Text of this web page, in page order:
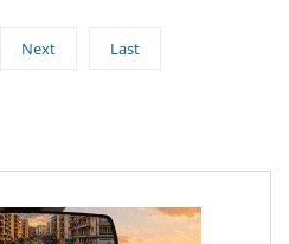
Next Last